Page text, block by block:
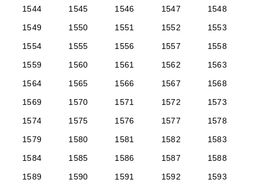
1544
1545 1546 1547
1548
1549
1550 1551 1552
1553
1554
1555 1556 1557
1558
1559
1560 1561 1562
1563
1564
1565 1566 1567
1568
1569
1570 1571 1572
1573
1574
1575 1576 1577
1578
1579
1580 1581 1582
1583
1584
1585 1586 1587
1588
1589
1590 1591 1592
1593